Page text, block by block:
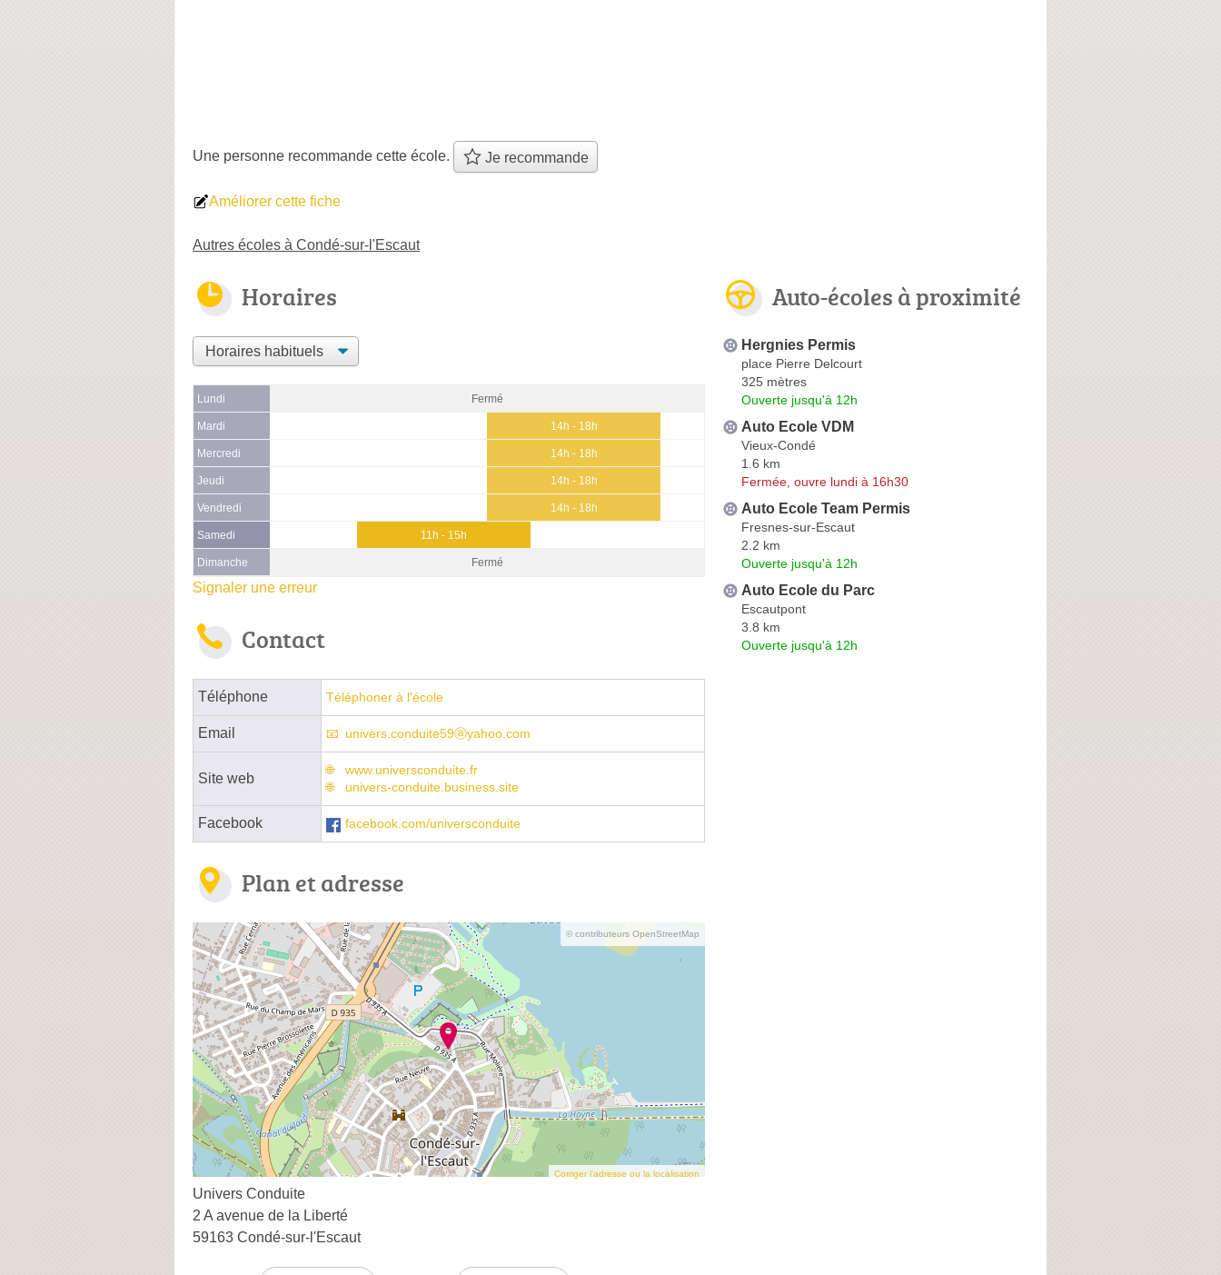
Une personne recommande cette école. Je recommande
Améliorer cette fiche
Autres écoles à Condé-sur-l'Escaut
Horaires
Lundi Fermé
Mardi 14h - 18h
Mercredi 14h - 18h
Jeudi 14h - 18h
Vendredi 14h - 18h
Samedi 11h - 15h
Dimanche Fermé
Signaler une erreur
Contact
Téléphone Téléphoner à l'école
Email univers.conduite59ⓐyahoo.com
Site web
www.universconduite.fr
univers-conduite.business.site
Facebook facebook.com/universconduite
Plan et adresse
© contributeurs OpenStreetMap
Corriger l’adresse ou la localisation
Univers Conduite
2 A avenue de la Liberté
59163 Condé-sur-l'Escaut
Auto-écoles à proximité
Hergnies Permis
place Pierre Delcourt
325 mètres
Ouverte jusqu'à 12h
Auto Ecole VDM
Vieux-Condé
1.6 km
Fermée, ouvre lundi à 16h30
Auto Ecole Team Permis
Fresnes-sur-Escaut
2.2 km
Ouverte jusqu'à 12h
Auto Ecole du Parc
Escautpont
3.8 km
Ouverte jusqu'à 12h